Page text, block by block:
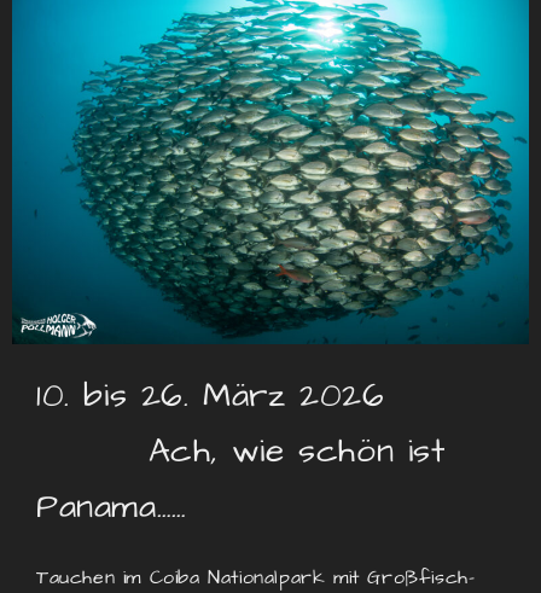
10. bis 26. März 2026
Ach, wie schön ist
Panama……
Tauchen im Coiba Nationalpark mit Großfisch-